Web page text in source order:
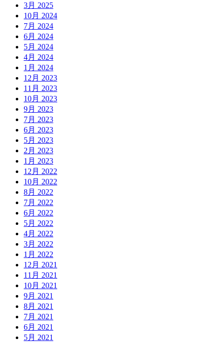
3月 2025
10月 2024
7月 2024
6月 2024
5月 2024
4月 2024
1月 2024
12月 2023
11月 2023
10月 2023
9月 2023
7月 2023
6月 2023
5月 2023
2月 2023
1月 2023
12月 2022
10月 2022
8月 2022
7月 2022
6月 2022
5月 2022
4月 2022
3月 2022
1月 2022
12月 2021
11月 2021
10月 2021
9月 2021
8月 2021
7月 2021
6月 2021
5月 2021